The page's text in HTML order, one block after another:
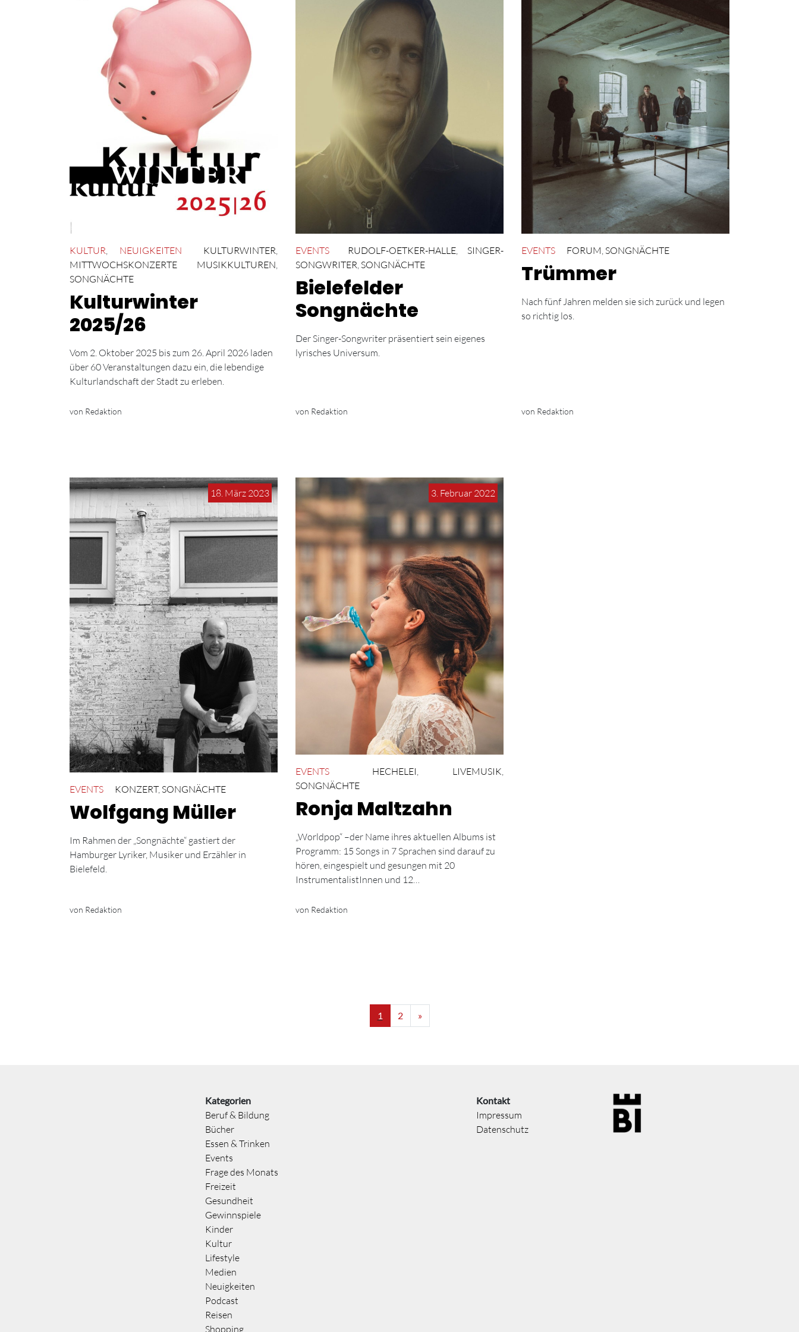
KULTUR NEUIGKEITEN KULTURWINTER
MITTWOCHSKONZERTE MUSIKKULTUREN
SONGNÄCHTE
Kulturwinter
2025/26
Vom 2. Oktober 2025 bis zum 26. April 2026 laden
über 60 Veranstaltungen dazu ein, die lebendige
Kulturlandschaft der Stadt zu erleben.
von Redaktion
EVENTS RUDOLF-OETKER-HALLE
SINGER-
SONGWRITER SONGNÄCHTE
Bielefelder
Songnächte
Der Singer-Songwriter präsentiert sein eigenes
lyrisches Universum.
von Redaktion
EVENTS FORUM SONGNÄCHTE
Trümmer
Nach fünf Jahren melden sie sich zurück und legen
so richtig los.
von Redaktion
18. März 2023
EVENTS KONZERT, SONGNÄCHTE
Wolfgang Müller
Im Rahmen der „Songnächte“ gastiert der
Hamburger Lyriker, Musiker und Erzähler in
Bielefeld.
von Redaktion
3. Februar 2022
EVENTS HECHELEI, LIVEMUSIK,
SONGNÄCHTE
Ronja Maltzahn
„Worldpop“ –der Name ihres aktuellen Albums ist
Programm: 15 Songs in 7 Sprachen sind darauf zu
hören, eingespielt und gesungen mit 20
InstrumentalistInnen und 12…
von Redaktion
1 2 »
Kategorien
Beruf & Bildung
Bücher
Essen & Trinken
Events
Frage des Monats
Freizeit
Gesundheit
Gewinnspiele
Kinder
Kultur
Lifestyle
Medien
Neuigkeiten
Podcast
Reisen
Shopping
Kontakt
Impressum
Datenschutz